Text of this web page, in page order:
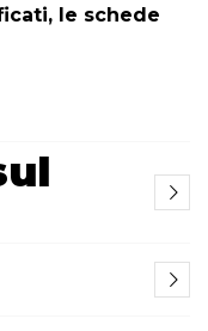
le schede